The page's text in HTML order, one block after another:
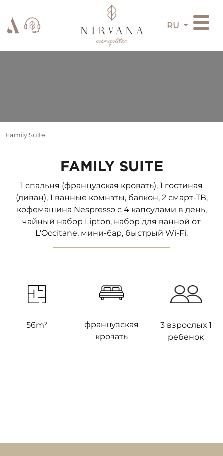
RU
Family Suite
FAMILY SUITE
1 спальня (французская кровать), 1 гостиная
(диван), 1 ванные комнаты, балкон, 2 смарт-ТВ,
кофемашина Nespresso с 4 капсулами в день,
чайный набор Lipton, набор для ванной от
L'Occitane, мини-бар, быстрый Wi-Fi.
56m²
французская
кровать
3 взрослых 1
ребенок